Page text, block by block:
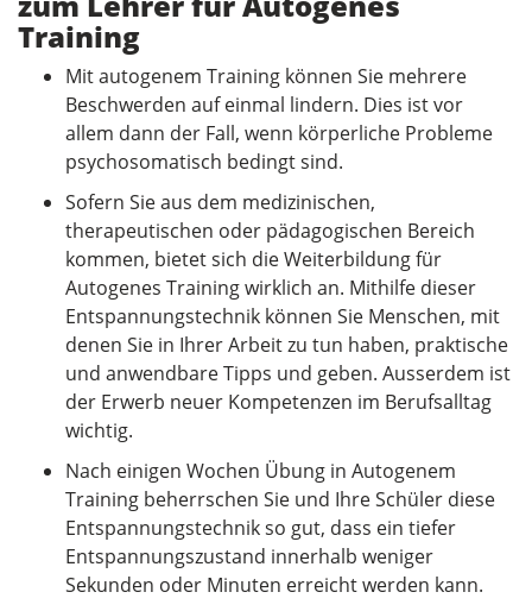
Training
Mit autogenem Training können Sie mehrere
Beschwerden auf einmal lindern. Dies ist vor
allem dann der Fall, wenn körperliche Probleme
psychosomatisch bedingt sind.
Sofern Sie aus dem medizinischen,
therapeutischen oder pädagogischen Bereich
kommen, bietet sich die Weiterbildung für
Autogenes Training wirklich an. Mithilfe dieser
Entspannungstechnik können Sie Menschen, mit
denen Sie in Ihrer Arbeit zu tun haben, praktische
und anwendbare Tipps und geben. Ausserdem ist
der Erwerb neuer Kompetenzen im Berufsalltag
wichtig.
Nach einigen Wochen Übung in Autogenem
Training beherrschen Sie und Ihre Schüler diese
Entspannungstechnik so gut, dass ein tiefer
Entspannungszustand innerhalb weniger
Sekunden oder Minuten erreicht werden kann.